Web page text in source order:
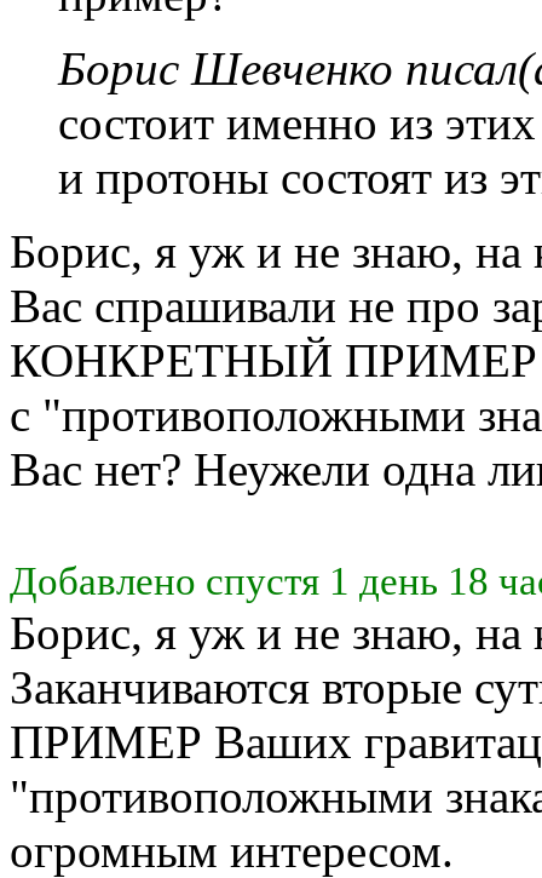
Борис Шевченко
состоит именно из
и протоны состоят из
Борис, я уж и не знаю, на
Вас спрашивали не про
КОНКРЕТНЫЙ ПРИМЕР
с "противоположными
Вас нет? Неужели одна
Добавлено спустя 1 день 18
Борис, я уж и не знаю, на
Заканчиваются вторые
ПРИМЕР Ваших
"противоположными
огромным интересом.